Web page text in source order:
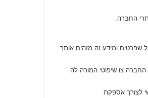
החברה.
שפרטים ומידע זה מזהים אותך
צו שיפוטי המורה לה
לצורך אספקת